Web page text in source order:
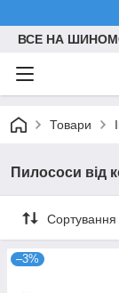
ВСЕ НА
Товари
Пилососи від
Сортування
–3%